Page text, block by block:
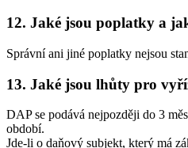
12. Jaké jsou poplatky a
Správní ani jiné poplatky nejsou
13. Jaké jsou lhůty pro
DAP se podává nejpozději do 3
období.
Jde-li o daňový subjekt, který má